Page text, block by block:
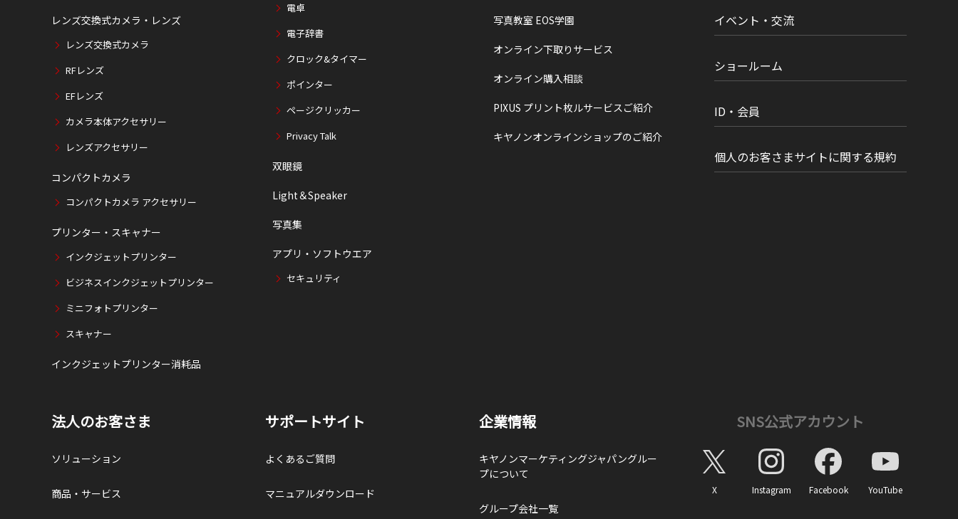
レンズ交換式カメラ・レンズ
レンズ交換式カメラ
RFレンズ
EFレンズ
カメラ本体アクセサリー
レンズアクセサリー
コンパクトカメラ
コンパクトカメラ アクセサリー
プリンター・スキャナー
インクジェットプリンター
ビジネスインクジェットプリンター
ミニフォトプリンター
スキャナー
インクジェットプリンター消耗品
電卓
電子辞書
クロック&タイマー
ポインター
ページクリッカー
Privacy Talk
双眼鏡
Light＆Speaker
写真集
アプリ・ソフトウエア
セキュリティ
写真教室 EOS学園
オンライン下取りサービス
オンライン購入相談
PIXUS プリント枚ルサービスご紹介
キヤノンオンラインショップのご紹介
イベント・交流
ショールーム
ID・会員
個人のお客さまサイトに関する規約
法人のお客さま
ソリューション
商品・サービス
サポートサイト
よくあるご質問
マニュアルダウンロード
企業情報
キヤノンマーケティングジャパングルー
プについて
グループ会社一覧
SNS公式アカウント
X Instagram Facebook YouTube